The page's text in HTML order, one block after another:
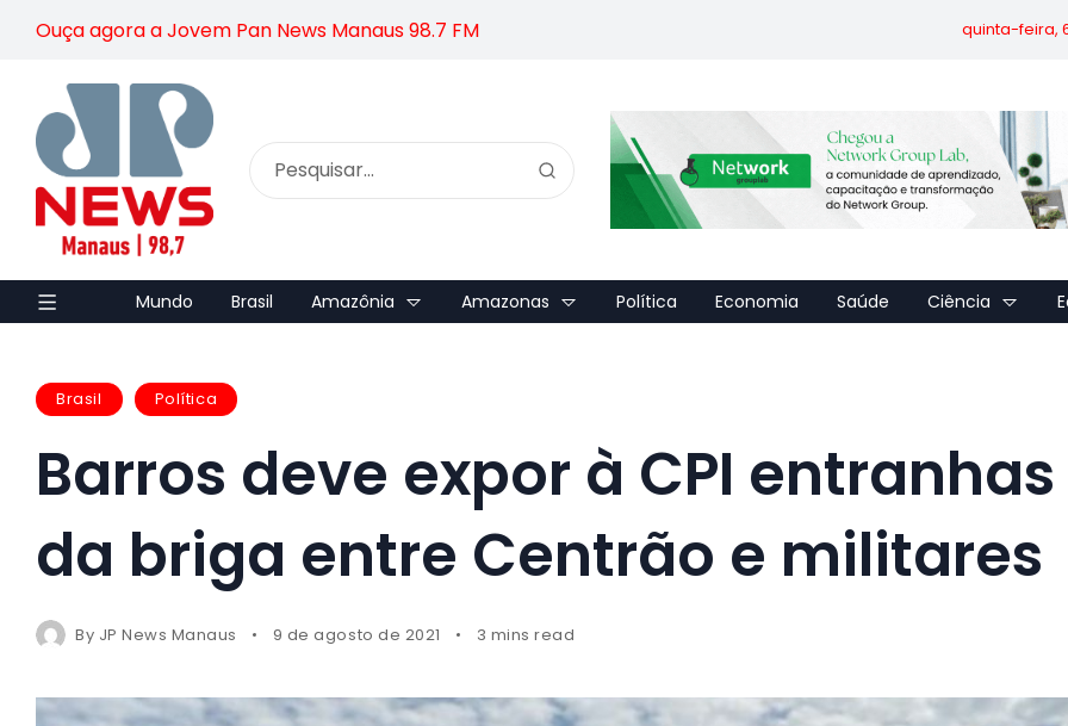
Ouça agora a Jovem Pan News Manaus 98.7 FM quinta-feira,
Mundo Brasil Amazônia Amazonas Política Economia Saúde Ciência
Brasil Política
Barros deve expor à CPI entranhas
da briga entre Centrão e militares
By JP News Manaus 9 de agosto de 2021 3 mins read